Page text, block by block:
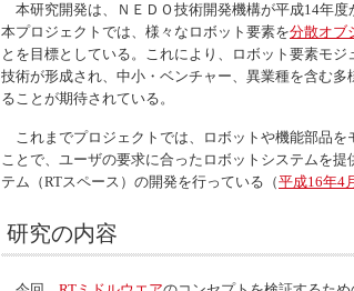
本研究開発は、ＮＥＤＯ技術開発機構が平成14年度
本プロジェクトでは、様々なロボット要素を分散オブ
とを目標としている。これにより、ロボット要素モ
技術が形成され、中小・ベンチャー、異業種を含む
ることが期待されている。
これまでプロジェクトでは、ロボットや機能部品を
ことで、ユーザの要求に合ったロボットシステムを
テム（RTスペース）の開発を行っている（平成16年4
研究の内容